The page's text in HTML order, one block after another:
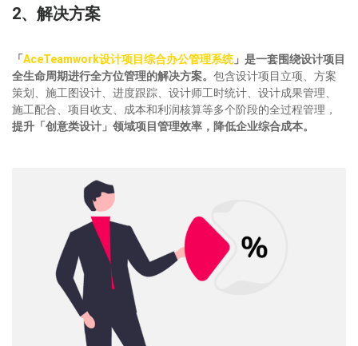
2、解决方案
「 AceTeamwork设计项目综合办公管理系统」是一套围绕设计项目
全生命周期进行全方位管理的解决方案。 包含设计项目立项、方案
策划、施工图设计、进度跟踪、设计师工时统计、设计成果管理、
施工配合、项目收支、成本和利润核算等多个阶段的全过程管理，
提升「创意类设计」领域项目管理效率，降低企业综合成本。